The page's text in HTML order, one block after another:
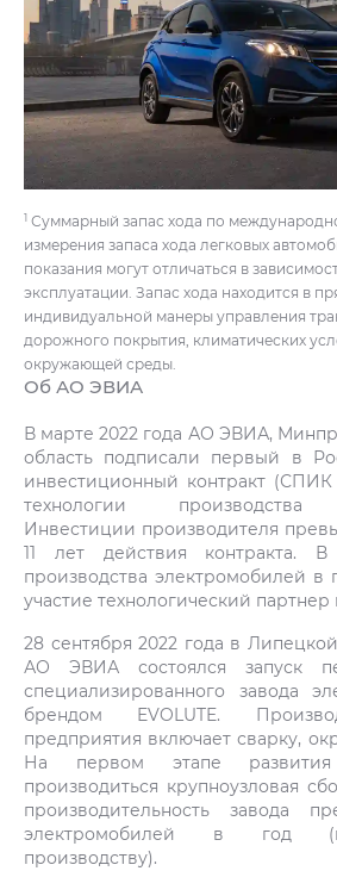
1 Суммарный запас хода по
измерения запаса хода легковых
показания могут отличаться в
эксплуатации. Запас хода находится в
индивидуальной манеры управления
дорожного покрытия, климатических
окружающей среды.
Об АО ЭВИА
В марте 2022 года АО ЭВИА,
область подписали первый в
инвестиционный контракт
технологии производства
Инвестиции производителя
11 лет действия контракта. В
производства электромобилей в
участие технологический
28 сентября 2022 года в
АО ЭВИА состоялся запуск
специализированного завода
брендом EVOLUTE.
предприятия включает сварку,
На первом этапе
производиться крупноузловая
производительность завода
электромобилей в год
производству).